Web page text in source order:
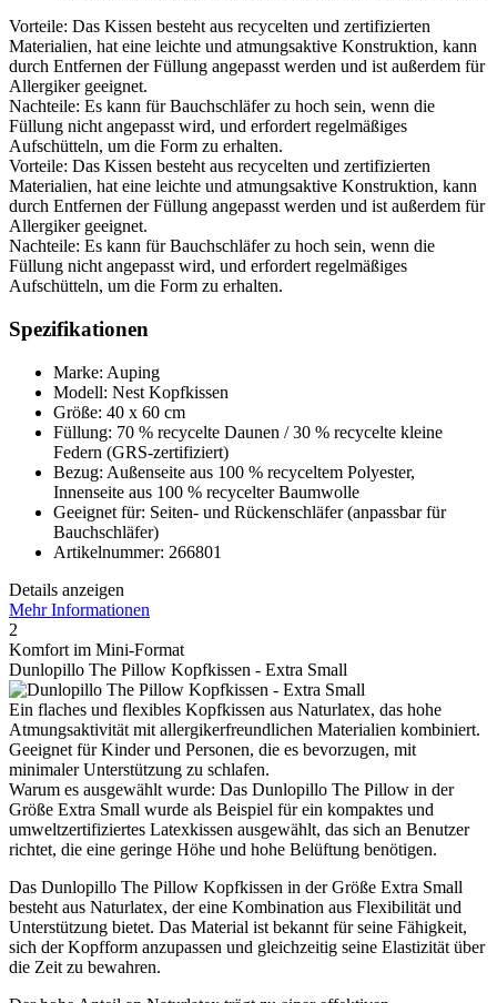
Vorteile: Das Kissen besteht aus recycelten und zertifizierten
Materialien, hat eine leichte und atmungsaktive Konstruktion, kann
durch Entfernen der Füllung angepasst werden und ist außerdem für
Allergiker geeignet.
Nachteile: Es kann für Bauchschläfer zu hoch sein, wenn die
Füllung nicht angepasst wird, und erfordert regelmäßiges
Aufschütteln, um die Form zu erhalten.
Vorteile: Das Kissen besteht aus recycelten und zertifizierten
Materialien, hat eine leichte und atmungsaktive Konstruktion, kann
durch Entfernen der Füllung angepasst werden und ist außerdem für
Allergiker geeignet.
Nachteile: Es kann für Bauchschläfer zu hoch sein, wenn die
Füllung nicht angepasst wird, und erfordert regelmäßiges
Aufschütteln, um die Form zu erhalten.
Spezifikationen
Marke: Auping
Modell: Nest Kopfkissen
Größe: 40 x 60 cm
Füllung: 70 % recycelte Daunen / 30 % recycelte kleine
Federn (GRS-zertifiziert)
Bezug: Außenseite aus 100 % recyceltem Polyester,
Innenseite aus 100 % recycelter Baumwolle
Geeignet für: Seiten- und Rückenschläfer (anpassbar für
Bauchschläfer)
Artikelnummer: 266801
Details anzeigen
Mehr Informationen
2
Komfort im Mini-Format
Dunlopillo The Pillow Kopfkissen - Extra Small
Ein flaches und flexibles Kopfkissen aus Naturlatex, das hohe
Atmungsaktivität mit allergikerfreundlichen Materialien kombiniert.
Geeignet für Kinder und Personen, die es bevorzugen, mit
minimaler Unterstützung zu schlafen.
Warum es ausgewählt wurde: Das Dunlopillo The Pillow in der
Größe Extra Small wurde als Beispiel für ein kompaktes und
umweltzertifiziertes Latexkissen ausgewählt, das sich an Benutzer
richtet, die eine geringe Höhe und hohe Belüftung benötigen.
Das Dunlopillo The Pillow Kopfkissen in der Größe Extra Small
besteht aus Naturlatex, der eine Kombination aus Flexibilität und
Unterstützung bietet. Das Material ist bekannt für seine Fähigkeit,
sich der Kopfform anzupassen und gleichzeitig seine Elastizität über
die Zeit zu bewahren.